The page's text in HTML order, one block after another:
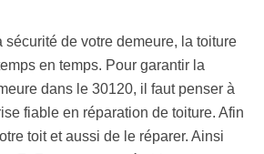
sécurité de votre demeure, la toiture
en temps. Pour garantir la
dans le 30120, il faut penser à
fiable en réparation de toiture. Afin
toit et aussi de le réparer. Ainsi